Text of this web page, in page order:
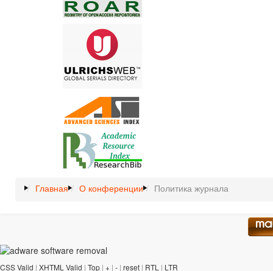
Главная О конференции Политика журнала
CSS Valid | XHTML Valid | Top | + | - | reset | RTL | LTR